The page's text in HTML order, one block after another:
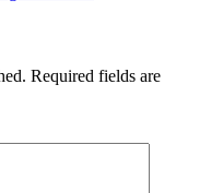
Required fields are